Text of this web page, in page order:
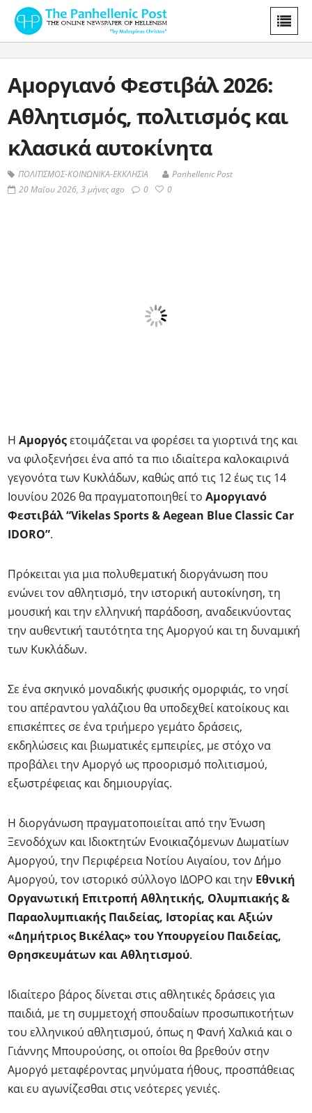
Αμοργιανό Φεστιβάλ 2026:
Αθλητισμός, πολιτισμός και
κλασικά αυτοκίνητα
ΠΟΛΙΤΙΣΜΟΣ-ΚΟΙΝΩΝΙΚΑ-ΕΚΚΛΗΣΙΑ
Panhellenic Post
20 Μαΐου 2026, 3 μήνες ago
0 0
Η Αμοργόςετοιμάζεται να φορέσει τα γιορτινά της και
να φιλοξενήσει ένα από τα πιο ιδιαίτερα καλοκαιρινά
γεγονότα των Κυκλάδων, καθώς από τις 12 έως τις 14
Ιουνίου 2026 θα πραγματοποιηθεί το Αμοργιανό
Φεστιβάλ “Vikelas Sports & Aegean Blue Classic Car
IDORO”.
Πρόκειται για μια πολυθεματική διοργάνωση που
ενώνει τον αθλητισμό, την ιστορική αυτοκίνηση, τη
μουσική και την ελληνική παράδοση, αναδεικνύοντας
την αυθεντική ταυτότητα της Αμοργού και τη δυναμική
των Κυκλάδων.
Σε ένα σκηνικό μοναδικής φυσικής ομορφιάς, το νησί
του απέραντου γαλάζιου θα υποδεχθεί κατοίκους και
επισκέπτες σε ένα τριήμερο γεμάτο δράσεις,
εκδηλώσεις και βιωματικές εμπειρίες, με στόχο να
προβάλει την Αμοργό ως προορισμό πολιτισμού,
εξωστρέφειας και δημιουργίας.
Η διοργάνωση πραγματοποιείται από την Ένωση
Ξενοδόχων και Ιδιοκτητών Ενοικιαζόμενων Δωματίων
Αμοργού, την Περιφέρεια Νοτίου Αιγαίου, τον Δήμο
Αμοργού, τον ιστορικό σύλλογο ΙΔΟΡΟ και την Εθνική
Οργανωτική Επιτροπή Αθλητικής, Ολυμπιακής &
Παραολυμπιακής Παιδείας, Ιστορίας και Αξιών
«Δημήτριος Βικέλας» του Υπουργείου Παιδείας,
Θρησκευμάτων και Αθλητισμού.
Ιδιαίτερο βάρος δίνεται στις αθλητικές δράσεις για
παιδιά, με τη συμμετοχή σπουδαίων προσωπικοτήτων
του ελληνικού αθλητισμού, όπως η Φανή Χαλκιά και ο
Γιάννης Μπουρούσης, οι οποίοι θα βρεθούν στην
Αμοργό μεταφέροντας μηνύματα ήθους, προσπάθειας
και ευ αγωνίζεσθαι στις νεότερες γενιές.